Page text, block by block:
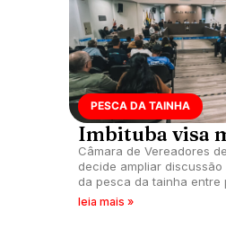
PESCA DA TAINHA
Imbituba visa
Câmara de Vereadores
decide ampliar
da pesca da tainha entre
surfistas e busca atualizar
leia mais »